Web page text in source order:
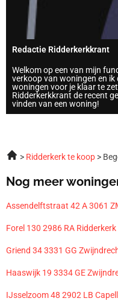
Redactie Ridderkerkkrant
Welkom op een van mijn
verkoop van woningen en ik
woningen voor je klaar te
Ridderkerkkrant de recent
vinden van een woning!
Ridderkerk te koop
Nog meer
Assendelftstraat 42 A 3061
Forel 130 2986 RA Ridderkerk
Griend 34 3331 GG
Haaswijk 19 3334 GE
IJsselzoom 48 2902 LB